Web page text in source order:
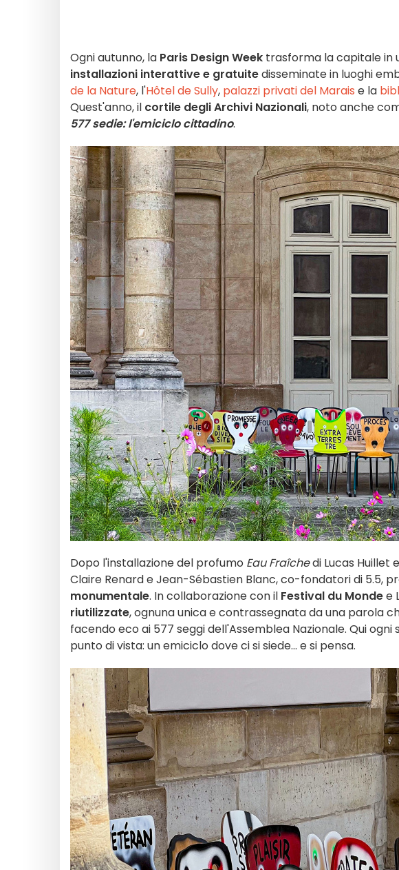
Ogni autunno, la Paris Design Week trasforma la capitale in
installazioni interattive e gratuitedisseminate in luoghi
de la Nature, l'Hôtel de Sully, palazzi privati del Marais e la
Quest'anno, il cortile degli Archivi Nazionali, noto anche
577 sedie: l'emiciclo cittadino.
Dopo l'installazione del profumo Eau Fraîchedi Lucas Huillet
Claire Renard e Jean-Sébastien Blanc, co-fondatori di 5.5,
monumentale. In collaborazione con il Festival du Mondee
riutilizzate, ognuna unica e contrassegnata da una parola
facendo eco ai 577 seggi dell'Assemblea Nazionale. Qui
punto di vista: un emiciclo dove ci si siede... e si pensa.